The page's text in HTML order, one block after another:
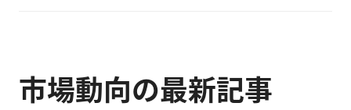
市場動向の最新記事